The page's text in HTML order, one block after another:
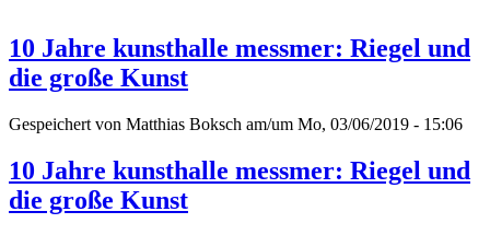
10 Jahre kunsthalle messmer: Riegel und
die große Kunst
Gespeichert von Matthias Boksch am/um Mo, 03/06/2019 - 15:06
10 Jahre kunsthalle messmer: Riegel und
die große Kunst